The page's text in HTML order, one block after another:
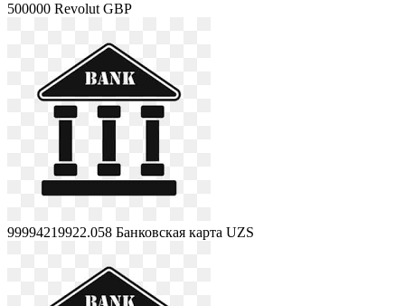
500000 Revolut GBP
99994219922.058 Банковская карта UZS